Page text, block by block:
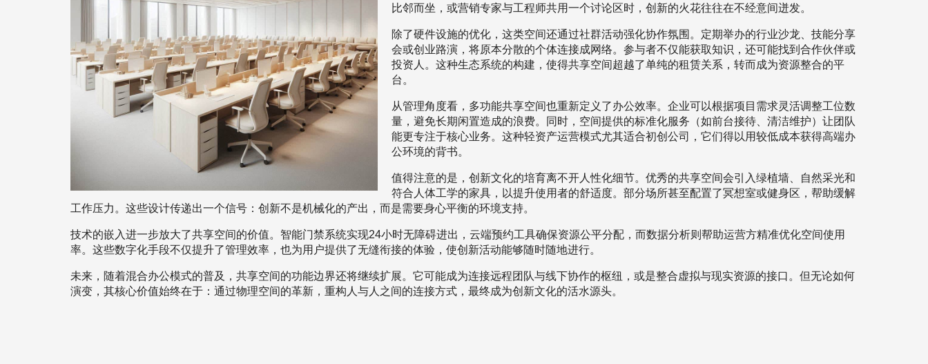
比邻而坐，或营销专家与工程师共用一个讨论区时，创新的火花往往在不经意间迸发。
除了硬件设施的优化，这类空间还通过社群活动强化协作氛围。定期举办的行业沙龙、技能分享
会或创业路演，将原本分散的个体连接成网络。参与者不仅能获取知识，还可能找到合作伙伴或
投资人。这种生态系统的构建，使得共享空间超越了单纯的租赁关系，转而成为资源整合的平
台。
从管理角度看，多功能共享空间也重新定义了办公效率。企业可以根据项目需求灵活调整工位数
量，避免长期闲置造成的浪费。同时，空间提供的标准化服务（如前台接待、清洁维护）让团队
能更专注于核心业务。这种轻资产运营模式尤其适合初创公司，它们得以用较低成本获得高端办
公环境的背书。
值得注意的是，创新文化的培育离不开人性化细节。优秀的共享空间会引入绿植墙、自然采光和
符合人体工学的家具，以提升使用者的舒适度。部分场所甚至配置了冥想室或健身区，帮助缓解
工作压力。这些设计传递出一个信号：创新不是机械化的产出，而是需要身心平衡的环境支持。
技术的嵌入进一步放大了共享空间的价值。智能门禁系统实现24小时无障碍进出，云端预约工具确保资源公平分配，而数据分析则帮助运营方精准优化空间使用
率。这些数字化手段不仅提升了管理效率，也为用户提供了无缝衔接的体验，使创新活动能够随时随地进行。
未来，随着混合办公模式的普及，共享空间的功能边界还将继续扩展。它可能成为连接远程团队与线下协作的枢纽，或是整合虚拟与现实资源的接口。但无论如何
演变，其核心价值始终在于：通过物理空间的革新，重构人与人之间的连接方式，最终成为创新文化的活水源头。